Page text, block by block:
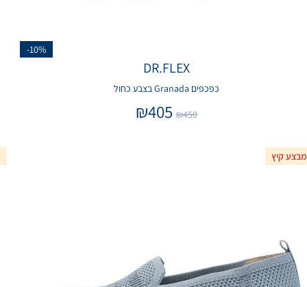
-10%
DR.FLEX
כפכפים Granada בצבע כחול
₪450
₪405
מבצע קיץ